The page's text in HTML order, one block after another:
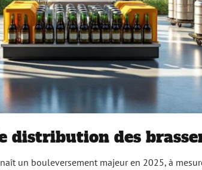
distribution des
un bouleversement majeur en 2025, à